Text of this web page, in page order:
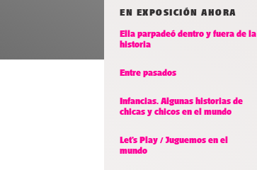
EN EXPOSICIÓN AHORA
Ella parpadeó dentro y fuera de la
historia
Entre pasados
Infancias. Algunas historias de
chicas y chicos en el mundo
Let’s Play / Juguemos en el
mundo